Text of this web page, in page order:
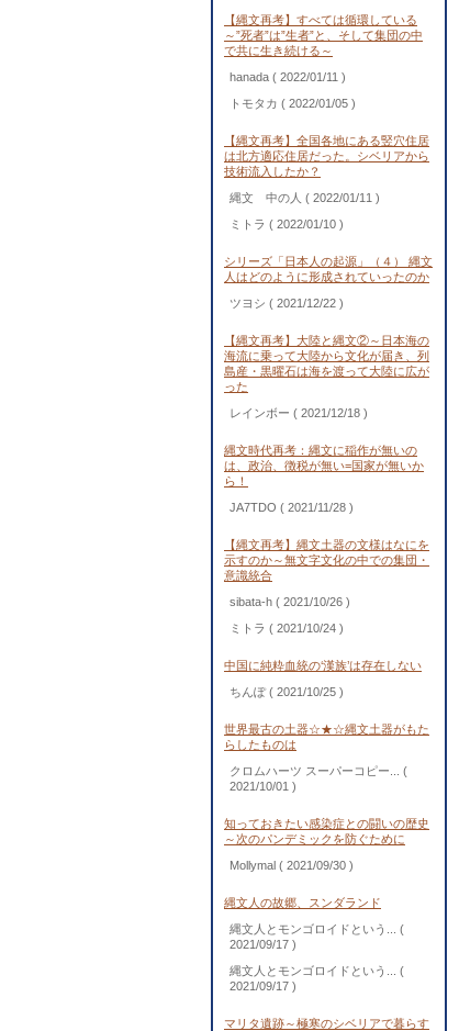
【縄文再考】すべては循環している
～”死者”は”生者”と、そして集団の中
で共に生き続ける～
hanada ( 2022/01/11 )
トモタカ ( 2022/01/05 )
【縄文再考】全国各地にある竪穴住居
は北方適応住居だった。シベリアから
技術流入したか？
縄文 中の人 ( 2022/01/11 )
ミトラ ( 2022/01/10 )
シリーズ「日本人の起源」（４） 縄文
人はどのように形成されていったのか
ツヨシ ( 2021/12/22 )
【縄文再考】大陸と縄文②～日本海の
海流に乗って大陸から文化が届き、列
島産・黒曜石は海を渡って大陸に広が
った
レインボー ( 2021/12/18 )
縄文時代再考：縄文に稲作が無いの
は、政治、徴税が無い=国家が無いか
ら！
JA7TDO ( 2021/11/28 )
【縄文再考】縄文土器の文様はなにを
示すのか～無文字文化の中での集団・
意識統合
sibata-h ( 2021/10/26 )
ミトラ ( 2021/10/24 )
中国に純粋血統の‘漢族’は存在しない
ちんぽ( 2021/10/25 )
世界最古の土器☆★☆縄文土器がもた
らしたものは
クロムハーツ スーパーコピー... (
2021/10/01 )
知っておきたい感染症との闘いの歴史
～次のパンデミックを防ぐために
Mollymal ( 2021/09/30 )
縄文人の故郷、スンダランド
縄文人とモンゴロイドという... (
2021/09/17 )
縄文人とモンゴロイドという... (
2021/09/17 )
マリタ遺跡～極寒のシベリアで暮らす